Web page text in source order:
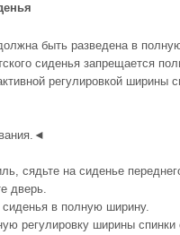
быть разведена в
сиденья запрещается
регулировкой ширины
сядьте на сиденье
дверь.
сиденья в полную ширину.
регулировку ширины спинки